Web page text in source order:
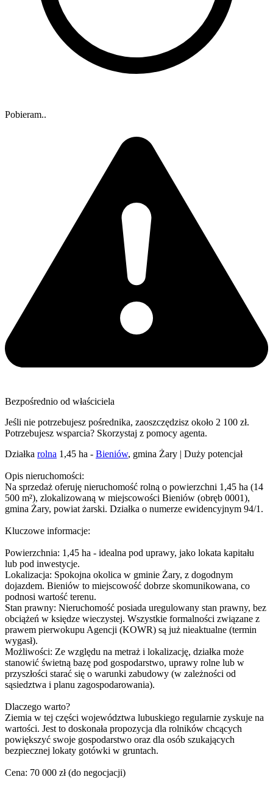
Pobieram..
Bezpośrednio od właściciela
Jeśli nie potrzebujesz pośrednika, zaoszczędzisz około 2 100 zł.
Potrzebujesz wsparcia? Skorzystaj z pomocy agenta.
Działka rolna 1,45 ha - Bieniów, gmina Żary | Duży potencjał
Opis nieruchomości:
Na sprzedaż oferuję nieruchomość rolną o powierzchni 1,45 ha (14
500 m²), zlokalizowaną w miejscowości Bieniów (obręb 0001),
gmina Żary, powiat żarski. Działka o numerze ewidencyjnym 94/1.
Kluczowe informacje:
Powierzchnia: 1,45 ha - idealna pod uprawy, jako lokata kapitału
lub pod inwestycje.
Lokalizacja: Spokojna okolica w gminie Żary, z dogodnym
dojazdem. Bieniów to miejscowość dobrze skomunikowana, co
podnosi wartość terenu.
Stan prawny: Nieruchomość posiada uregulowany stan prawny, bez
obciążeń w księdze wieczystej. Wszystkie formalności związane z
prawem pierwokupu Agencji (KOWR) są już nieaktualne (termin
wygasł).
Możliwości: Ze względu na metraż i lokalizację, działka może
stanowić świetną bazę pod gospodarstwo, uprawy rolne lub w
przyszłości starać się o warunki zabudowy (w zależności od
sąsiedztwa i planu zagospodarowania).
Dlaczego warto?
Ziemia w tej części województwa lubuskiego regularnie zyskuje na
wartości. Jest to doskonała propozycja dla rolników chcących
powiększyć swoje gospodarstwo oraz dla osób szukających
bezpiecznej lokaty gotówki w gruntach.
Cena: 70 000 zł (do negocjacji)